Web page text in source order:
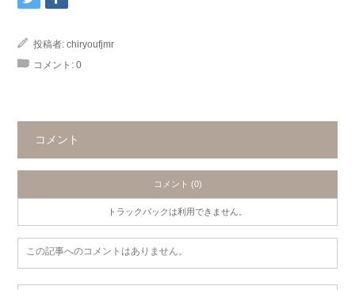
投稿者: chiryoufjmr
コメント: 0
コメント
コメント (0)
トラックバックは利用できません。
この記事へのコメントはありません。